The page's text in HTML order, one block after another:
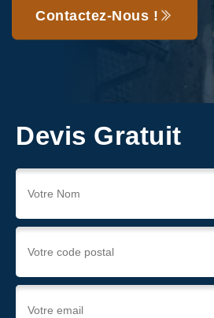
Contactez-Nous !
Devis Gratuit